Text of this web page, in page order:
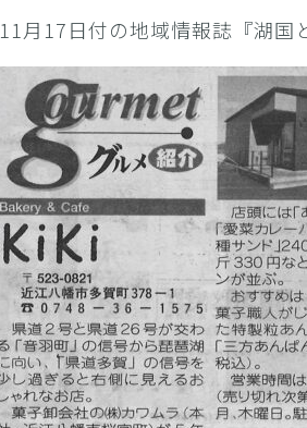
11月17日付の地域情報誌『湖国